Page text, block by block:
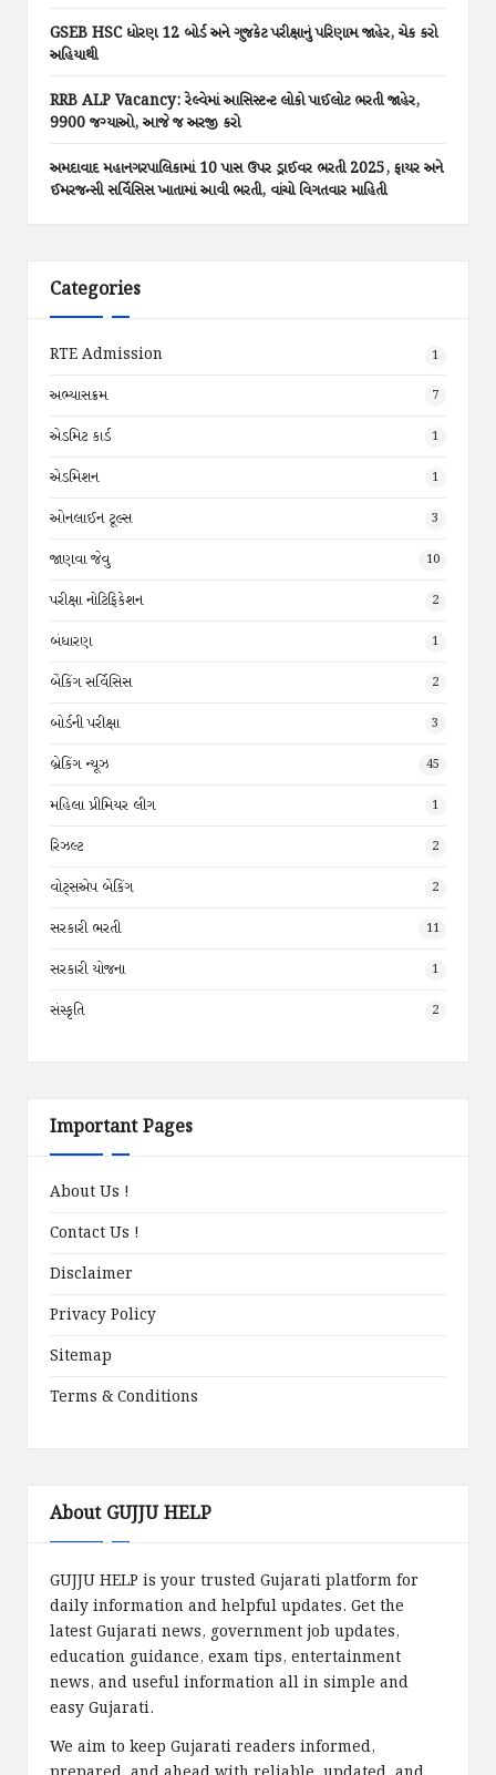
GSEB HSC ધોરણ 12 બોર્ડ અને ગુજકેટ પરીક્ષાનું પરિણામ જાહેર, ચેક કરો
અહિયાથી
RRB ALP Vacancy: રેલ્વેમાં આસિસ્ટન્ટ લોકો પાઈલોટ ભરતી જાહેર,
9900 જગ્યાઓ, આજે જ અરજી કરો
અમદાવાદ મહાનગરપાલિકામાં 10 પાસ ઉપર ડ્રાઈવર ભરતી 2025, ફાયર અને
ઈમરજન્સી સર્વિસિસ ખાતામાં આવી ભરતી, વાંચો વિગતવાર માહિતી
Categories
RTE Admission 1
અભ્યાસક્રમ 7
એડમિટ કાર્ડ 1
એડમિશન 1
ઓનલાઈન ટૂલ્સ 3
જાણવા જેવુ 10
પરીક્ષા નોટિફિકેશન 2
બંધારણ 1
બેંકિંગ સર્વિસિસ 2
બોર્ડની પરીક્ષા 3
બ્રેકિંગ ન્યૂઝ 45
મહિલા પ્રીમિયર લીગ 1
રિઝલ્ટ 2
વોટ્સએપ બેંકિંગ 2
સરકારી ભરતી 11
સરકારી યોજના 1
સંસ્કૃતિ 2
Important Pages
About Us !
Contact Us !
Disclaimer
Privacy Policy
Sitemap
Terms & Conditions
About GUJJU HELP
GUJJU HELP is your trusted Gujarati platform for
daily information and helpful updates. Get the
latest Gujarati news, government job updates,
education guidance, exam tips, entertainment
news, and useful information all in simple and
easy Gujarati.
We aim to keep Gujarati readers informed,